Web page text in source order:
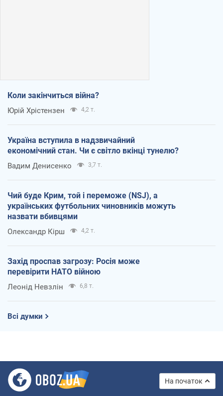
Коли закінчиться війна?
Юрій Хрістензен 4,2 т.
Україна вступила в надзвичайний
економічний стан. Чи є світло вкінці тунелю?
Вадим Денисенко 3,7 т.
Чий буде Крим, той і переможе (NSJ), а
українських футбольних чиновників можуть
назвати вбивцями
Олександр Кірш 4,2 т.
Захід проспав загрозу: Росія може
перевірити НАТО війною
Леонід Невзлін 6,8 т.
Всі думки
На початок